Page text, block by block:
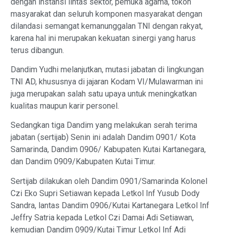
masyarakat dan seluruh komponen masyarakat dengan
dilandasi semangat kemanunggalan TNI dengan rakyat,
karena hal ini merupakan kekuatan sinergi yang harus
terus dibangun.
Dandim Yudhi melanjutkan, mutasi jabatan di lingkungan
TNI AD, khususnya di jajaran Kodam VI/Mulawarman ini
juga merupakan salah satu upaya untuk meningkatkan
kualitas maupun karir personel.
Sedangkan tiga Dandim yang melakukan serah terima
jabatan (sertijab) Senin ini adalah Dandim 0901/ Kota
Samarinda, Dandim 0906/ Kabupaten Kutai Kartanegara,
dan Dandim 0909/Kabupaten Kutai Timur.
Sertijab dilakukan oleh Dandim 0901/Samarinda Kolonel
Czi Eko Supri Setiawan kepada Letkol Inf Yusub Dody
Sandra, lantas Dandim 0906/Kutai Kartanegara Letkol Inf
Jeffry Satria kepada Letkol Czi Damai Adi Setiawan,
kemudian Dandim 0909/Kutai Timur Letkol Inf Adi